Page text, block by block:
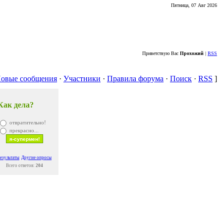
Пятница, 07 Авг 2026
Приветствую Вас Прохожий | RSS
сообщения · Участники · Правила форума · Поиск · RSS ]
дела?
отвратительно!
прекрасно...
Другие опросы
Всего ответов: 204